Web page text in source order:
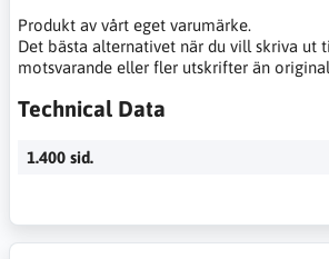
Produkt av vårt eget varumärke.
Det bästa alternativet när du vill skriva ut
motsvarande eller fler utskrifter än
Technical Data
1.400 sid.